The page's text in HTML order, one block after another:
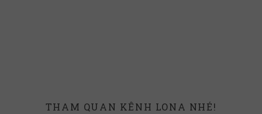
THAM QUAN KÊNH LONA NHÉ!